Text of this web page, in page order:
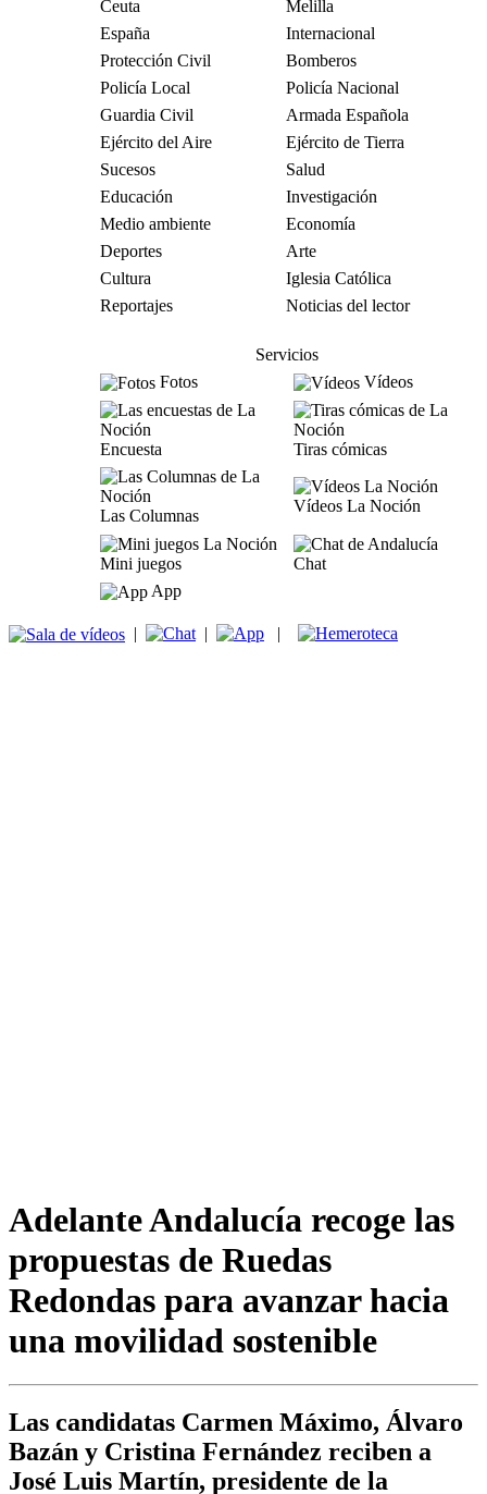
Ceuta
Melilla
España
Internacional
Protección Civil
Bomberos
Policía Local
Policía Nacional
Guardia Civil
Armada Española
Ejército del Aire
Ejército de Tierra
Sucesos
Salud
Educación
Investigación
Medio ambiente
Economía
Deportes
Arte
Cultura
Iglesia Católica
Reportajes
Noticias del lector
Servicios
Fotos
Vídeos
Encuesta Tiras cómicas
Las Columnas
Vídeos La Noción
Mini juegos
Chat
App
| | |
Adelante Andalucía recoge las
propuestas de Ruedas
Redondas para avanzar hacia
una movilidad sostenible
Las candidatas Carmen Máximo, Álvaro
Bazán y Cristina Fernández reciben a
José Luis Martín, presidente de la